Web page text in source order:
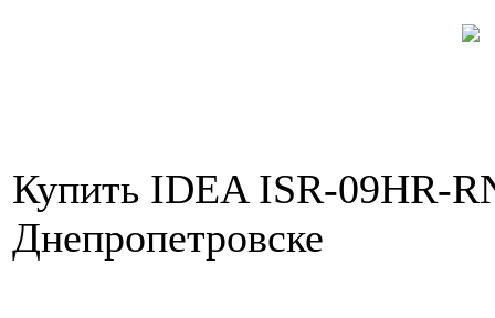
Купить IDEA ISR-09HR-
Днепропетровске